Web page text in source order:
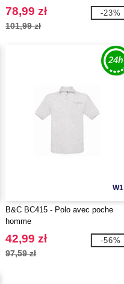
RĘKAWAMI
78,99 zł
101,99 zł
-23%
W1
B&C BC415 - Polo avec poche
homme
42,99 zł
97,59 zł
-56%